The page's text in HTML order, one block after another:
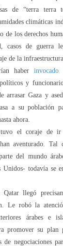
de “terra terra
climáticas
de los derechos
casos de guerra
de la
haber invocado
y
arrasar Gaza y
a su población
ahora.
el coraje de ir
aventurado. Tal
del mundo
Unidos- todavía se
llegó
Le robó la
árabes e
promover su
de negociaciones